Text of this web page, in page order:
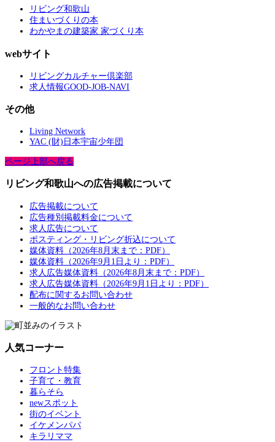
リビング和歌山
住まいづくりの本
わかやまの建築家 家づくり本
webサイト
リビングカルチャー倶楽部
求人情報GOOD-JOB-NAVI
その他
Living Network
YAC (財)日本宇宙少年団
ページ上部へ戻る
リビング和歌山への広告掲載について
広告掲載について
広告種別掲載料金について
求人広告について
ポスティング・リビング折込について
媒体資料（2026年8月末まで：PDF）
媒体資料（2026年9月1日より：PDF）
求人広告媒体資料（2026年8月末まで：PDF）
求人広告媒体資料（2026年9月1日より：PDF）
配布に関するお問い合わせ
一般的なお問い合わせ
人気コーナー
フロント特集
子育て・教育
暮らそら
newスポット
街のイベント
イケメンパパ
キラリママ